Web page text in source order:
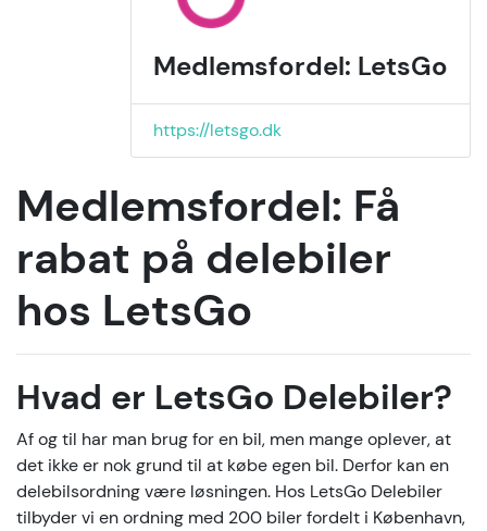
Medlemsfordel: LetsGo
https://letsgo.dk
Medlemsfordel: Få
rabat på delebiler
hos LetsGo
Hvad er LetsGo Delebiler?
Af og til har man brug for en bil, men mange oplever, at
det ikke er nok grund til at købe egen bil. Derfor kan en
delebilsordning være løsningen. Hos LetsGo Delebiler
tilbyder vi en ordning med 200 biler fordelt i København,